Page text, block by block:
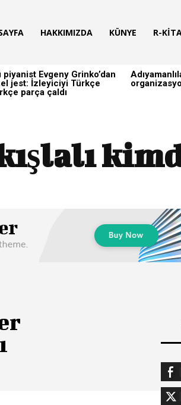
HAKKIMIZDA KÜNYE R-
Evgeny Grinko’dan
jest: İzleyiciyi Türkçe
parça çaldı